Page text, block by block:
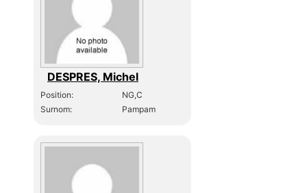
DESPRES, Michel
Position:
NG,C
Surnom:
Pampam